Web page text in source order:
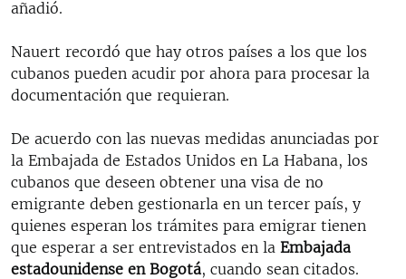
añadió.
Nauert recordó que hay otros países a los que los
cubanos pueden acudir por ahora para procesar la
documentación que requieran.
De acuerdo con las nuevas medidas anunciadas por
la Embajada de Estados Unidos en La Habana, los
cubanos que deseen obtener una visa de no
emigrante deben gestionarla en un tercer país, y
quienes esperan los trámites para emigrar tienen
que esperar a ser entrevistados en la Embajada
estadounidense en Bogotá, cuando sean citados.